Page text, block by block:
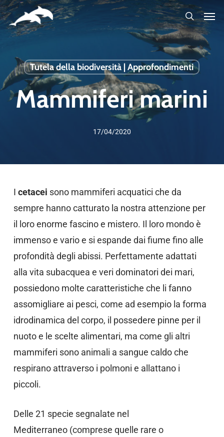
Skip
to
main
content
Tutela della biodiversità | Approfondimenti
Mammiferi marini
17/04/2020
I cetacei sono mammiferi acquatici che da
sempre hanno catturato la nostra attenzione per
il loro enorme fascino e mistero. Il loro mondo è
immenso e vario e si espande dai fiume fino alle
profondità degli abissi. Perfettamente adattati
alla vita subacquea e veri dominatori dei mari,
possiedono molte caratteristiche che li fanno
assomigliare ai pesci, come ad esempio la forma
idrodinamica del corpo, il possedere pinne per il
nuoto e le scelte alimentari, ma come gli altri
mammiferi sono animali a sangue caldo che
respirano attraverso i polmoni e allattano i
piccoli.
Delle 21 specie segnalate nel
Mediterraneo (comprese quelle rare o